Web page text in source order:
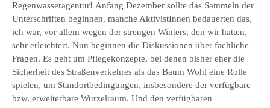
Regenwasseragentur! Anfang Dezember sollte das Sammeln der
Unterschriften beginnen, manche AktivistInnen bedauerten das,
ich war, vor allem wegen der strengen Winters, den wir hatten,
sehr erleichtert. Nun beginnen die Diskussionen über fachliche
Fragen. Es geht um Pflegekonzepte, bei denen bisher eher die
Sicherheit des Straßenverkehres als das Baum Wohl eine Rolle
spielen, um Standortbedingungen, insbesondere der verfügbare
bzw. erweiterbare Wurzelraum. Und den verfügbaren